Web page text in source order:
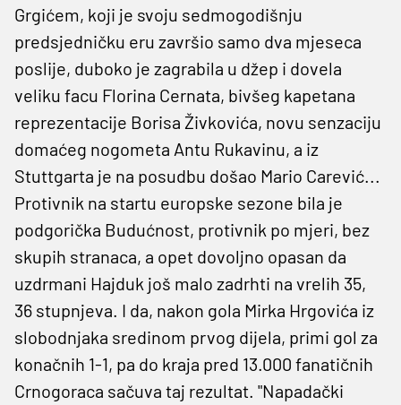
Grgićem, koji je svoju sedmogodišnju
predsjedničku eru završio samo dva mjeseca
poslije, duboko je zagrabila u džep i dovela
veliku facu Florina Cernata, bivšeg kapetana
reprezentacije Borisa Živkovića, novu senzaciju
domaćeg nogometa Antu Rukavinu, a iz
Stuttgarta je na posudbu došao Mario Carević...
Protivnik na startu europske sezone bila je
podgorička Budućnost, protivnik po mjeri, bez
skupih stranaca, a opet dovoljno opasan da
uzdrmani Hajduk još malo zadrhti na vrelih 35,
36 stupnjeva. I da, nakon gola Mirka Hrgovića iz
slobodnjaka sredinom prvog dijela, primi gol za
konačnih 1-1, pa do kraja pred 13.000 fanatičnih
Crnogoraca sačuva taj rezultat. "Napadački